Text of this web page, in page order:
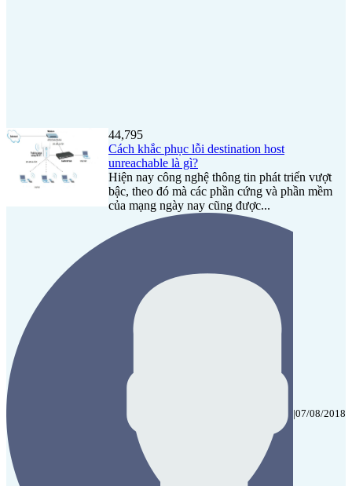
44,795
Cách khắc phục lỗi destination host
unreachable là gì?
Hiện nay công nghệ thông tin phát triển vượt
bậc, theo đó mà các phần cứng và phần mềm
của mạng ngày nay cũng được...
|07/08/2018